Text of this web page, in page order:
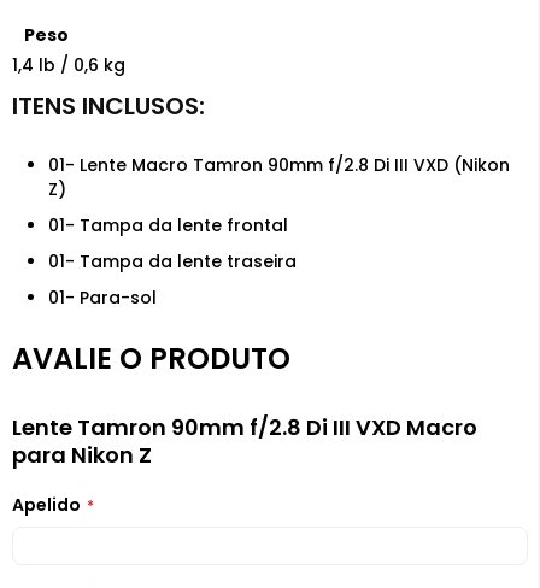
Peso
1,4 lb / 0,6 kg
01- Lente Macro Tamron 90mm f/2.8 Di III VXD (Nikon
Z)
01- Tampa da lente frontal
01- Tampa da lente traseira
01- Para-sol
AVALIE O PRODUTO
Lente Tamron 90mm f/2.8 Di III VXD Macro
para Nikon Z
Apelido